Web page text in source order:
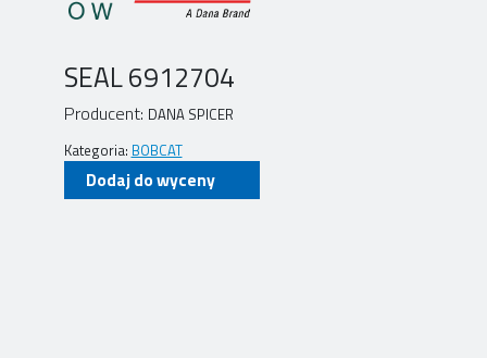
SEAL 6912704
Producent: DANA SPICER
Kategoria: BOBCAT
Dodaj do wyceny